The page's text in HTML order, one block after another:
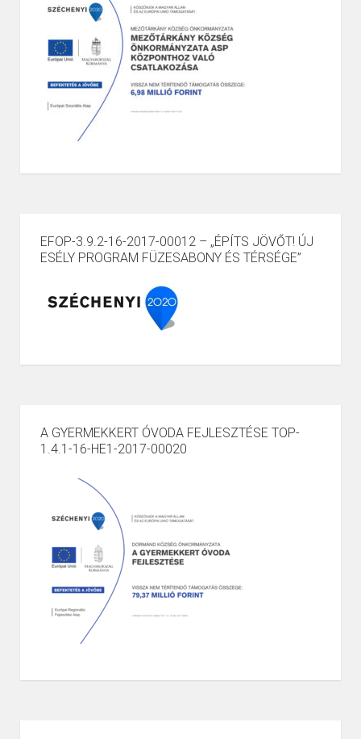
EFOP-3.9.2-16-2017-00012 – „ÉPÍTS JÖVŐT! ÚJ
ESÉLY PROGRAM FÜZESABONY ÉS TÉRSÉGE”
A GYERMEKKERT ÓVODA FEJLESZTÉSE TOP-
1.4.1-16-HE1-2017-00020